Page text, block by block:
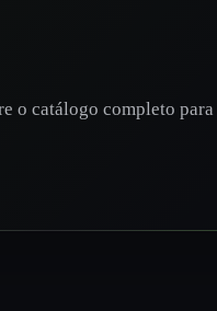
o catálogo completo